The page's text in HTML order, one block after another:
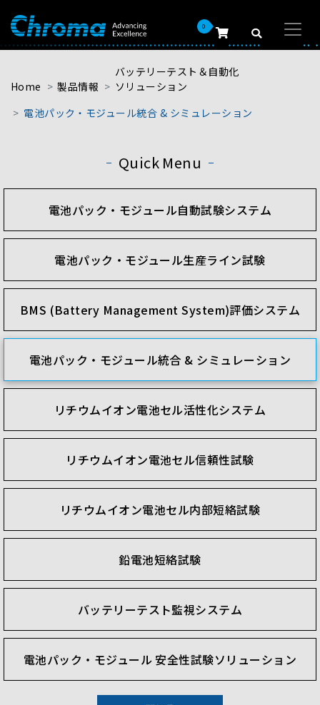
0
Home 製品情報
バッテリーテスト＆自動化
ソリューション
電池パック・モジュール統合 & シミュレーション
Quick Menu
電池パック・モジュール自動試験システム
電池パック・モジュール生産ライン試験
BMS (Battery Management System)評価システム
電池パック・モジュール統合 & シミュレーション
リチウムイオン電池セル活性化システム
リチウムイオン電池セル信頼性試験
リチウムイオン電池セル内部短絡試験
鉛電池短絡試験
バッテリーテスト監視システム
電池パック・モジュール 安全性試験ソリューション